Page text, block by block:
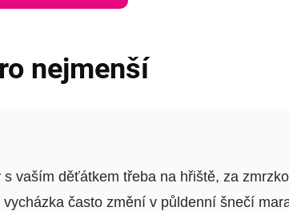
nejmenší
vaším děťátkem třeba na hřiště, za
často změní v půldenní šnečí